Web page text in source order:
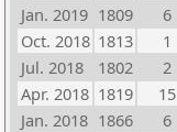
Jan. 2019 1809 6
Oct. 2018 1813 1
Jul. 2018
1802 2
Apr. 2018 1819 15
Jan. 2018 1866 6